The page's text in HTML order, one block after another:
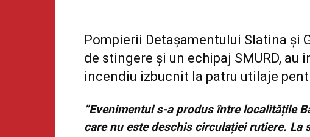
Pompierii Detașamentului Slatina și
de stingere și un echipaj SMURD,
incendiu izbucnit la patru utilaje
”Evenimentul s-a produs între localitățile
care nu este deschis circulației rutiere. La